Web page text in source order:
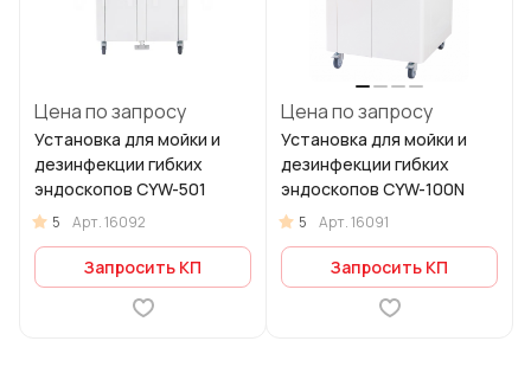
Цена по запросу
Установка для мойки и
дезинфекции гибких
эндоскопов CYW-501
5 Арт.16092
Запросить КП
Цена по запросу
Установка для мойки и
дезинфекции гибких
эндоскопов CYW-100N
5 Арт.16091
Запросить КП